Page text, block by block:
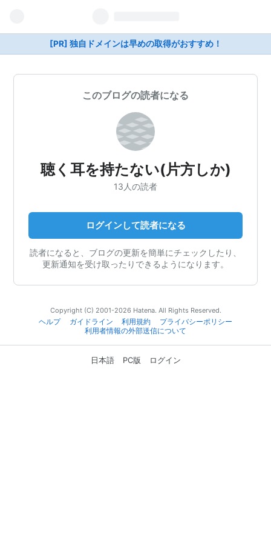
[PR] 独自ドメインは早めの取得がおすすめ！
このブログの読者になる
聴く耳を持たない(片方しか)
13人の読者
ログインして読者になる
読者になると、ブログの更新を簡単にチェックしたり、
更新通知を受け取ったりできるようになります。
Copyright (C) 2001-2026 Hatena. All Rights Reserved.
ヘルプ
ガイドライン 利用規約
プライバシーポリシー
利用者情報の外部送信について
日本語 PC版 ログイン